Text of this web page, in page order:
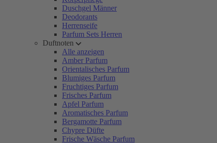
Duschgel Männer
Deodorants
Herrenseife
Parfum Sets Herren
Duftnoten
Alle anzeigen
Amber Parfum
Orientalisches Parfum
Blumiges Parfum
Fruchtiges Parfum
Frisches Parfum
Apfel Parfum
Aromatisches Parfum
Bergamotte Parfum
Chypre Düfte
Frische Wäsche Parfum